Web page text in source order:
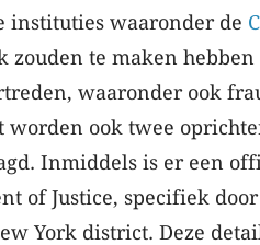
instituties waaronder de
zouden te maken
waaronder ook
worden ook twee
Inmiddels is er een
of Justice, specifiek
York district. Deze